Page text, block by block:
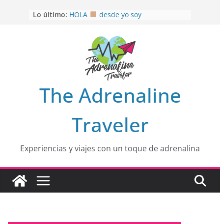
Lo último: HOLA
desde yo soy
EL SENDERO DEL CACAO: Excelente
opción
HOSPEDAJE AL NATURALSHH !!
OTRA PERSPECTIVA de RÍO EL
MULITO!
The Adrenaline
Traveler
Experiencias y viajes con un toque de adrenalina